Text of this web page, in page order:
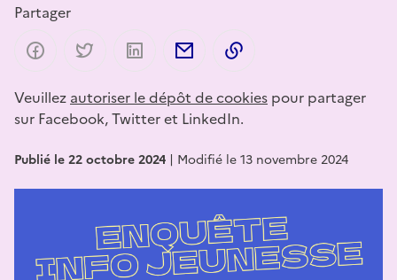
Partager
Partager sur Facebook
Partager sur Twitter
Partager sur LinkedIn
Partager par email
Veuillez autoriser le dépôt de cookies pour partager
sur Facebook, Twitter et LinkedIn.
Publié le 22 octobre 2024 | Modifié le 13 novembre 2024